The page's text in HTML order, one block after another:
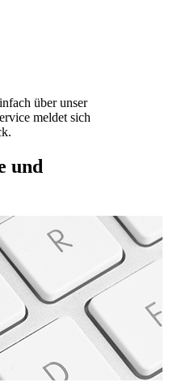
über unser
meldet sich
und